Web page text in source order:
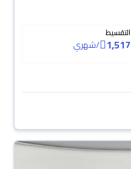
التقسيط
1,517
/شهري